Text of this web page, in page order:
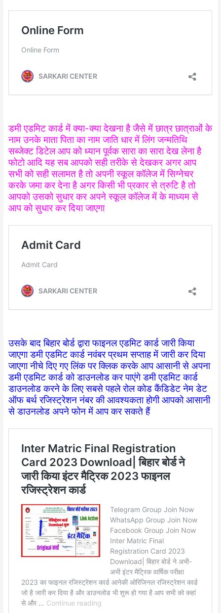
डमी एडमिट कार्ड में क्या-क्या देखना है जैसे में छात्र छात्राओं के
नाम उनके माता पिता का नाम जाति धार में लिंग जन्मतिथि
सब्जेक्ट डिटेल आप को ध्यान पूर्वक सारा का सारा देख लेना है
फोटो आदि यह सब आपको सही तरीके से देखकर अगर आप
सभी को सही सलामत है तो अपनी स्कूल कॉलेज में सिग्नेचर
करके जमा कर देना है अगर किसी भी प्रकार से त्रुटि है तो
आपको उसको सुधार कर अपने स्कूल कॉलेज में के माध्यम से
आप को सुधार कर दिया जाएगा
उसके बाद बिहार बोर्ड द्वारा फाइनल एडमिट कार्ड जारी किया
जाएगा डमी एडमिट कार्ड नवंबर प्रथम सप्ताह में जारी कर दिया
जाएगा नीचे दिए गए लिंक पर क्लिक करके आप आसानी से अपना
डमी एडमिट कार्ड को डाउनलोड कर पाएंगे डमी एडमिट कार्ड
डाउनलोड करने के लिए सबसे पहले रोल कोड कैंडिडेट नेम डेट
ऑफ बर्थ रजिस्ट्रेशन नंबर की आवश्यकता होगी आपको आसानी
से डाउनलोड अपने फोन में आप कर सकते हैं